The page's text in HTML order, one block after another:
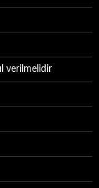
verilmelidir